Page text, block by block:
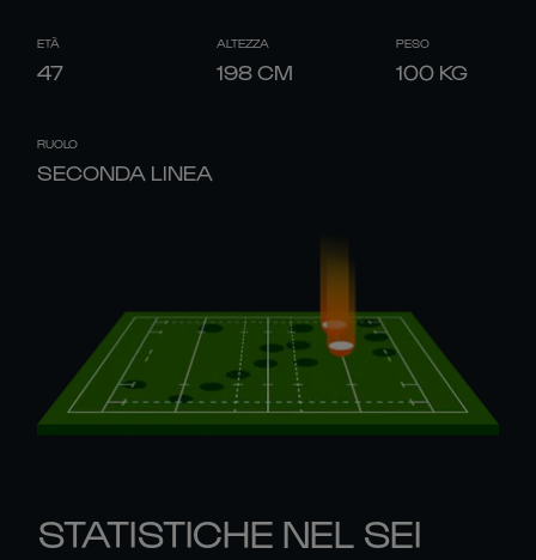
ETÀ
47
ALTEZZA
198CM
PESO
100 KG
RUOLO
SECONDA LINEA
STATISTICHE NEL SEI